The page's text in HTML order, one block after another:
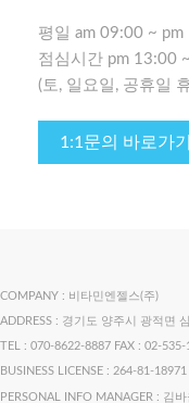
평일 am 09:00 ~ pm
점심시간 pm 13:00
(토, 일요일, 공휴일
1:1문의 바로가기
COMPANY : 비타민엔젤스(주)
ADDRESS : 경기도 양주시 광적면
TEL : 070-8622-8887 FAX : 02-535-
BUSINESS LICENSE : 264-81-
PERSONAL INFO MANAGER : 김